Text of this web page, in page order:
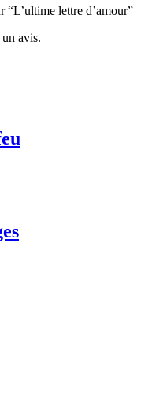
“L’ultime lettre d’amour”
avis.